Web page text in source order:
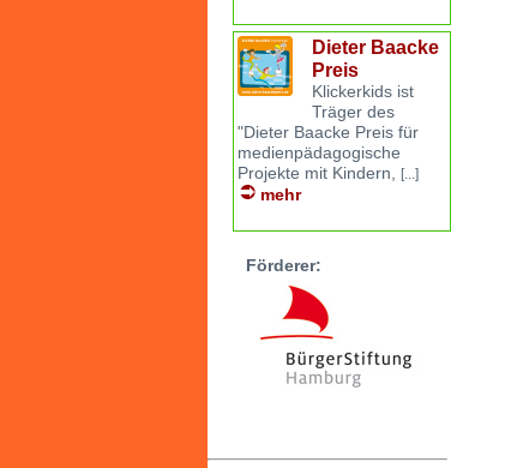
Dieter Baacke
Preis
Klickerkids ist
Träger des
"Dieter Baacke Preis für
medienpädagogische
Projekte mit Kindern, [...]
mehr
Förderer: